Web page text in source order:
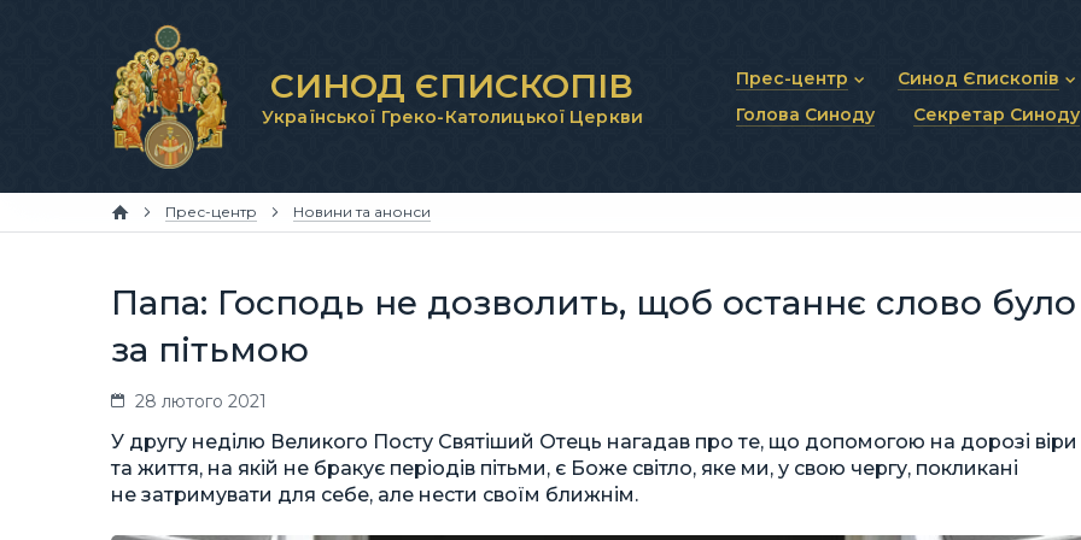
СИНОД ЄПИСКОПІВ
Української Греко-Католицької Церкви
Прес-центр
Новини та анонси
Синод Єпископів
Статут Синоду
Синодальні органи
Голова Синоду Секретар Синоду
Прес-центр Новини та анонси
Папа: Господь не дозволить, щоб останнє слово було
за пітьмою
28 лютого 2021
У другу неділю Великого Посту Святіший Отець нагадав про те, що допомогою на дорозі віри
та життя, на якій не бракує періодів пітьми, є Боже світло, яке ми, у свою чергу, покликані
не затримувати для себе, але нести своїм ближнім.